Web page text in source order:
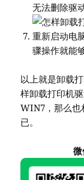
无法删除驱
重新启动电
骤操作就能
以上就是卸载
样卸载打印机
WIN7，那么也
已。